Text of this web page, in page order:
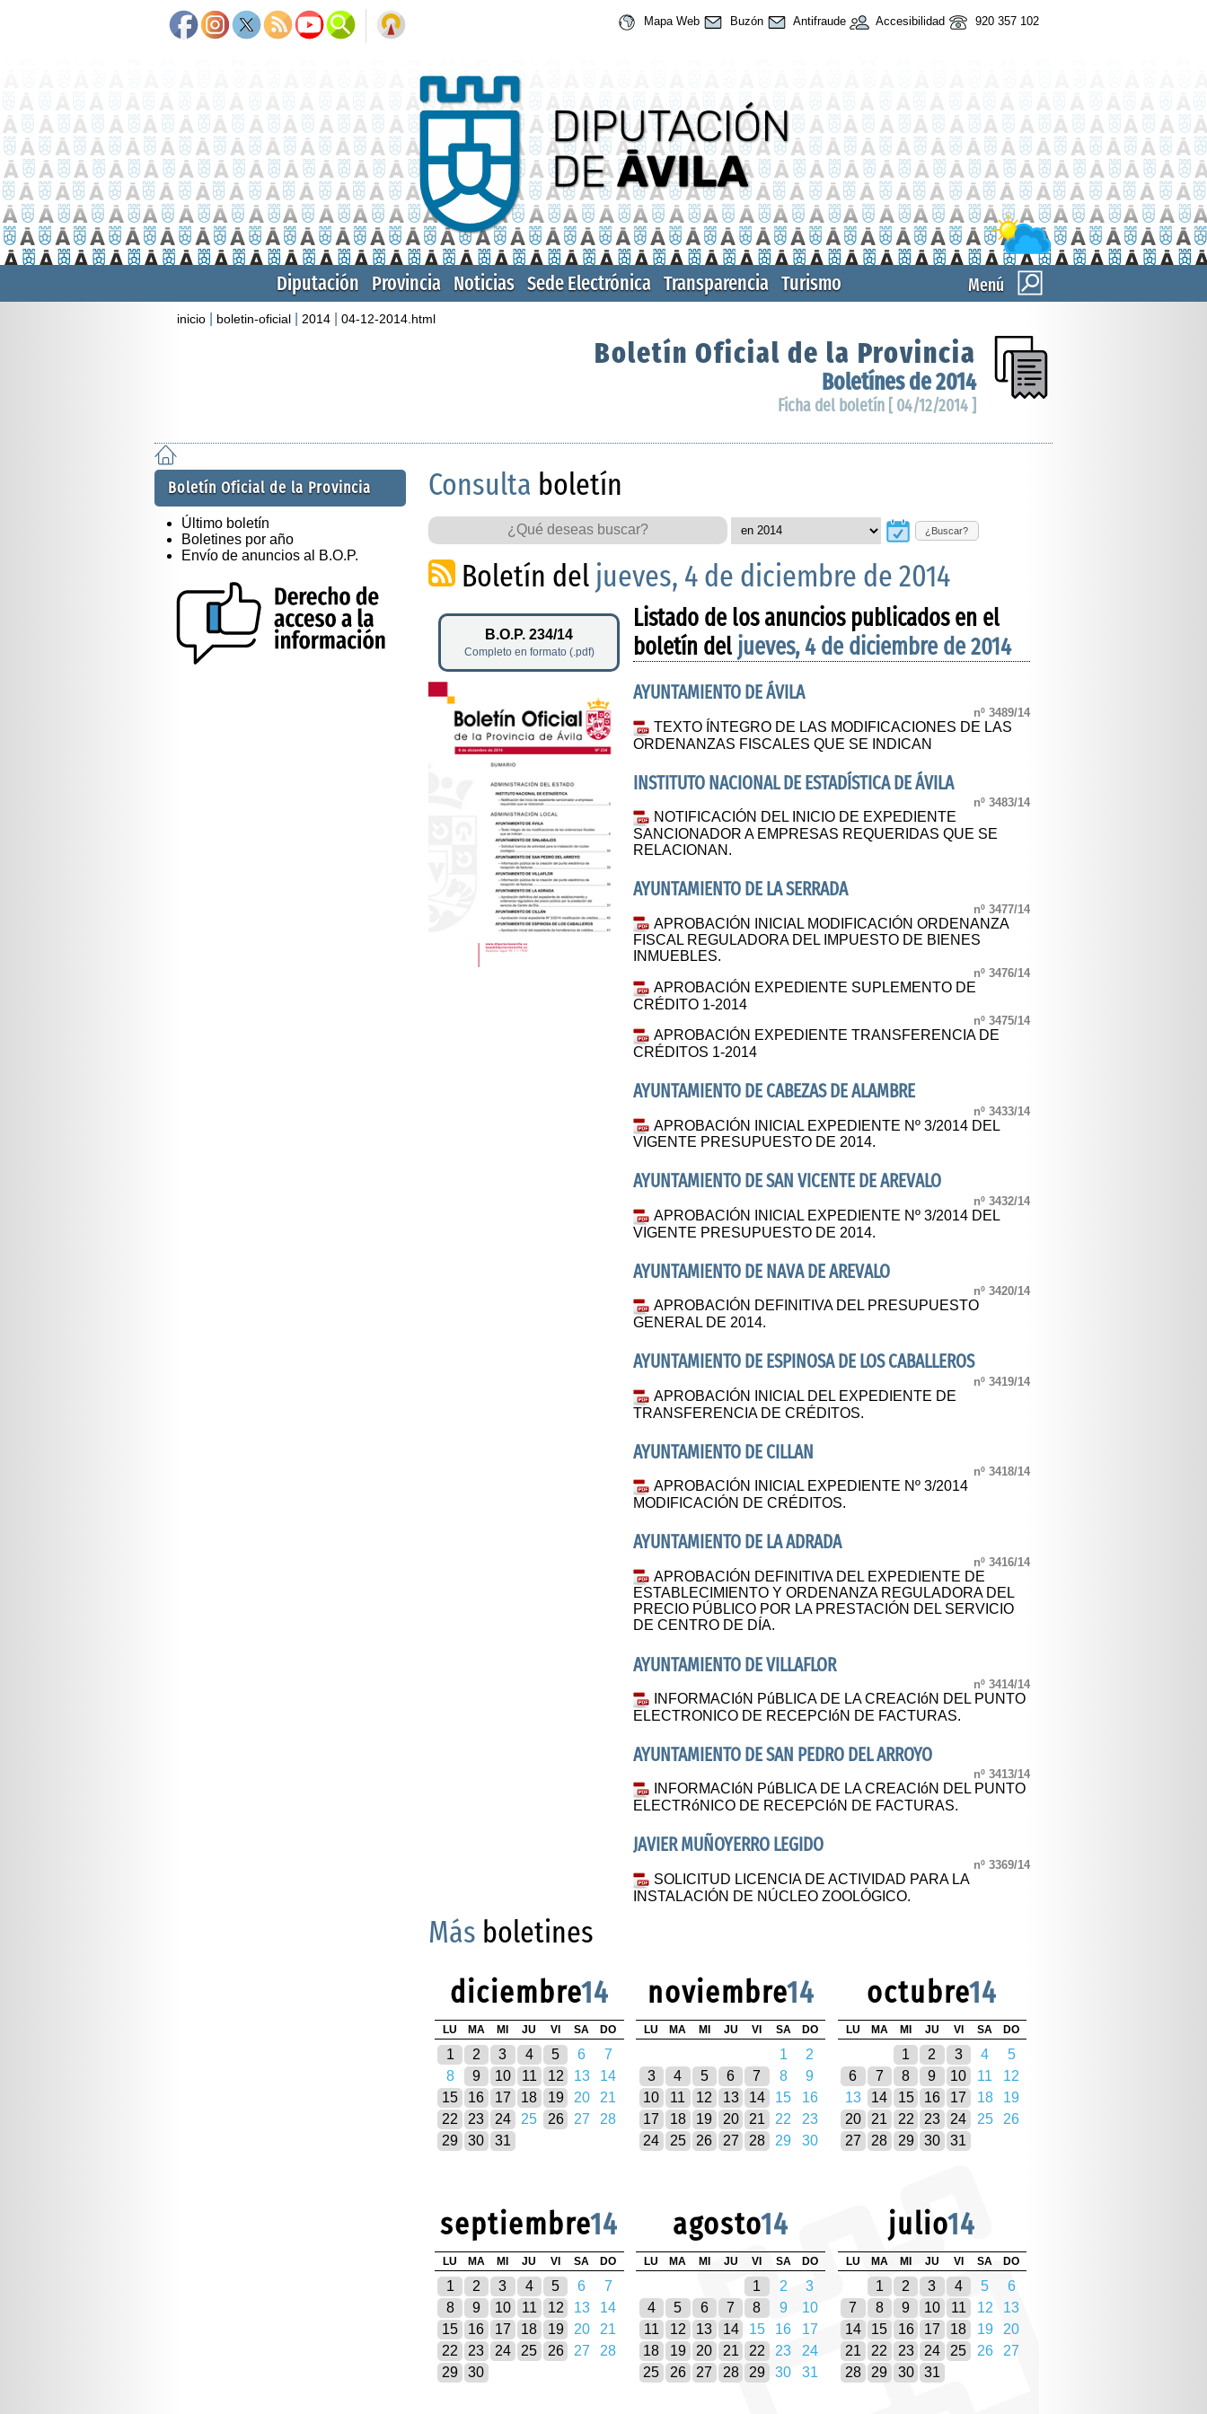
Mapa Web Buzón Antifraude Accesibilidad 920 357 102
Menú
Diputación Provincia Noticias Sede Electrónica Transparencia Turismo
inicio boletin-oficial 2014 04-12-2014.html
Boletín Oficial de la Provincia
Boletínes de 2014
Ficha del boletín [ 04/12/2014 ]
Boletín Oficial de la Provincia
Último boletín
Boletines por año
Envío de anuncios al B.O.P.
Consulta boletín
¿Buscar?
Boletín del jueves, 4 de diciembre de 2014
B.O.P. 234/14
Completo en formato (.pdf)
Listado de los anuncios publicados en el
boletín del jueves, 4 de diciembre de 2014
AYUNTAMIENTO DE ÁVILA
nº 3489/14
TEXTO ÍNTEGRO DE LAS MODIFICACIONES DE LAS
ORDENANZAS FISCALES QUE SE INDICAN
INSTITUTO NACIONAL DE ESTADÍSTICA DE ÁVILA
nº 3483/14
NOTIFICACIÓN DEL INICIO DE EXPEDIENTE
SANCIONADOR A EMPRESAS REQUERIDAS QUE SE
RELACIONAN.
AYUNTAMIENTO DE LA SERRADA
nº 3477/14
APROBACIÓN INICIAL MODIFICACIÓN ORDENANZA
FISCAL REGULADORA DEL IMPUESTO DE BIENES
INMUEBLES.
nº 3476/14
APROBACIÓN EXPEDIENTE SUPLEMENTO DE
CRÉDITO 1-2014
nº 3475/14
APROBACIÓN EXPEDIENTE TRANSFERENCIA DE
CRÉDITOS 1-2014
AYUNTAMIENTO DE CABEZAS DE ALAMBRE
nº 3433/14
APROBACIÓN INICIAL EXPEDIENTE Nº 3/2014 DEL
VIGENTE PRESUPUESTO DE 2014.
AYUNTAMIENTO DE SAN VICENTE DE AREVALO
nº 3432/14
APROBACIÓN INICIAL EXPEDIENTE Nº 3/2014 DEL
VIGENTE PRESUPUESTO DE 2014.
AYUNTAMIENTO DE NAVA DE AREVALO
nº 3420/14
APROBACIÓN DEFINITIVA DEL PRESUPUESTO
GENERAL DE 2014.
AYUNTAMIENTO DE ESPINOSA DE LOS CABALLEROS
nº 3419/14
APROBACIÓN INICIAL DEL EXPEDIENTE DE
TRANSFERENCIA DE CRÉDITOS.
AYUNTAMIENTO DE CILLAN
nº 3418/14
APROBACIÓN INICIAL EXPEDIENTE Nº 3/2014
MODIFICACIÓN DE CRÉDITOS.
AYUNTAMIENTO DE LA ADRADA
nº 3416/14
APROBACIÓN DEFINITIVA DEL EXPEDIENTE DE
ESTABLECIMIENTO Y ORDENANZA REGULADORA DEL
PRECIO PÚBLICO POR LA PRESTACIÓN DEL SERVICIO
DE CENTRO DE DÍA.
AYUNTAMIENTO DE VILLAFLOR
nº 3414/14
INFORMACIóN PúBLICA DE LA CREACIóN DEL PUNTO
ELECTRONICO DE RECEPCIóN DE FACTURAS.
AYUNTAMIENTO DE SAN PEDRO DEL ARROYO
nº 3413/14
INFORMACIóN PúBLICA DE LA CREACIóN DEL PUNTO
ELECTRóNICO DE RECEPCIóN DE FACTURAS.
JAVIER MUÑOYERRO LEGIDO
nº 3369/14
SOLICITUD LICENCIA DE ACTIVIDAD PARA LA
INSTALACIÓN DE NÚCLEO ZOOLÓGICO.
Más boletines
diciembre14
LU MA MI JU VI SA DO
1 2 3 4 5 6
7
8
9 10 11 12 13
14
15
16 17 18 19 20
21
22
23 24 25 26 27
28
29
30 31
noviembre14
LU MA MI JU VI SA DO
1
2
3
4 5 6 7 8
9
10
11 12 13 14 15
16
17
18 19 20 21 22
23
24
25 26 27 28 29 30
octubre14
LU MA MI JU VI SA DO
1 2 3 4
5
6
7 8 9 10 11
12
13
14 15 16 17 18
19
20
21 22 23 24 25
26
27
28 29 30 31
septiembre14
LU MA MI JU VI SA DO
1 2 3 4 5 6
7
8
9 10 11 12 13
14
15
16 17 18 19 20
21
22
23 24 25 26 27
28
29
30
agosto14
LU MA MI JU VI SA DO
1 2
3
4
5 6 7 8 9
10
11
12 13 14 15 16
17
18
19 20 21 22 23
24
25
26 27 28 29 30 31
julio14
LU MA MI JU VI SA DO
1 2 3 4 5
6
7
8 9 10 11 12
13
14
15 16 17 18 19
20
21
22 23 24 25 26
27
28
29 30 31